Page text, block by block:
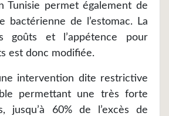
Tunisie permet également de
bactérienne de l’estomac. La
goûts et l’appétence pour
est donc modifiée.
intervention dite restrictive
permettant une très forte
jusqu’à 60% de l’excès de